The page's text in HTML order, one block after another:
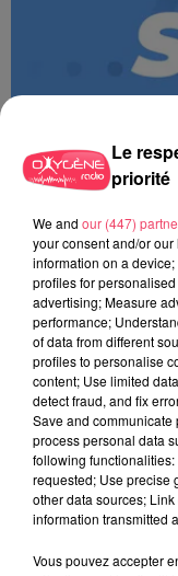
MAGSPORT MATIN 49
Le
priorité
We and our (447)
your consent and/or
information on a
profiles for
advertising; Measure
performance;
of data from different
profiles to personalise
content; Use limited
detect fraud, and fix
Save and
process personal data
following
requested; Use precise
other data sources;
information transmitted
Vous pouvez accepter